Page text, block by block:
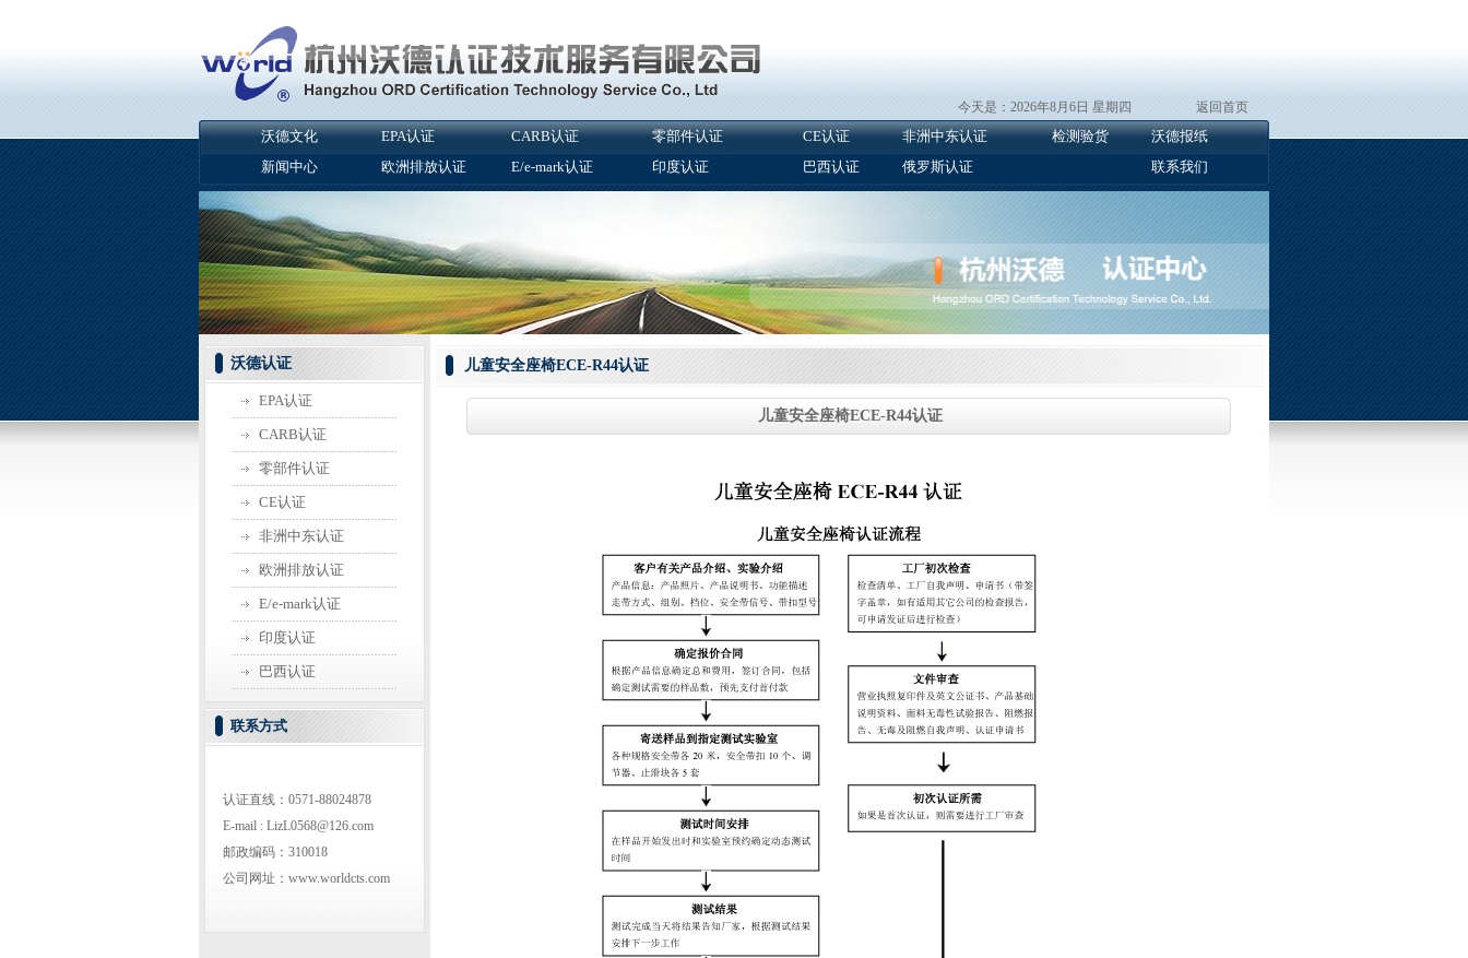
今天是：2026年8月6日 星期四 返回首页
沃德文化 EPA认证 CARB认证 零部件认证 CE认证 非洲中东认证 检测验货
沃德报纸
新闻中心
欧洲排放认证 E/e-mark认证 印度认证 巴西认证 俄罗斯认证 联系我们
沃德认证
EPA认证
CARB认证
零部件认证
CE认证
非洲中东认证
欧洲排放认证
E/e-mark认证
印度认证
巴西认证
联系方式
认证直线：0571-88024878
E-mail : LizL0568@126.com
邮政编码：310018
公司网址：www.worldcts.com
儿童安全座椅ECE-R44认证
儿童安全座椅ECE-R44认证